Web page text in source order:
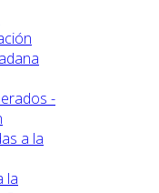
-
a la
la